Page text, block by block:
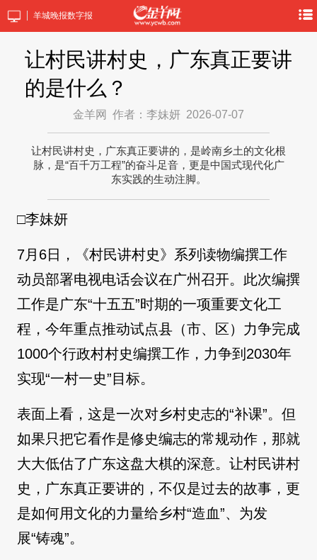
羊城晚报数字报
让村民讲村史，广东真正要讲
的是什么？
金羊网 作者：李妹妍 2026-07-07
让村民讲村史，广东真正要讲的，是岭南乡土的文化根
脉，是“百千万工程”的奋斗足音，更是中国式现代化广
东实践的生动注脚。
□李妹妍
7月6日，《村民讲村史》系列读物编撰工作
动员部署电视电话会议在广州召开。此次编撰
工作是广东“十五五”时期的一项重要文化工
程，今年重点推动试点县（市、区）力争完成
1000个行政村村史编撰工作，力争到2030年
实现“一村一史”目标。
表面上看，这是一次对乡村史志的“补课”。但
如果只把它看作是修史编志的常规动作，那就
大大低估了广东这盘大棋的深意。让村民讲村
史，广东真正要讲的，不仅是过去的故事，更
是如何用文化的力量给乡村“造血”、为发
展“铸魂”。